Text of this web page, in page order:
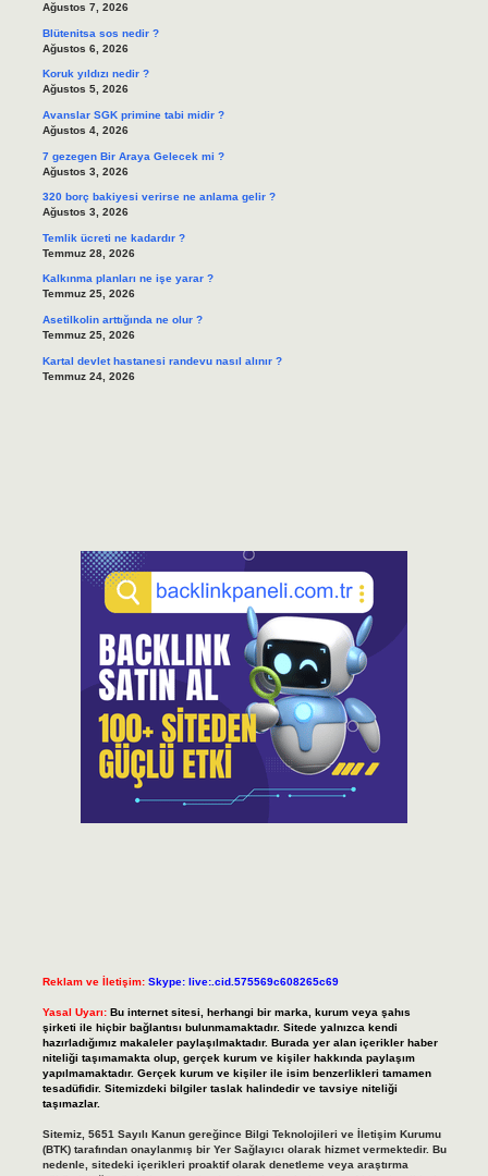
Ağustos 7, 2026
Blütenitsa sos nedir ?
Ağustos 6, 2026
Koruk yıldızı nedir ?
Ağustos 5, 2026
Avanslar SGK primine tabi midir ?
Ağustos 4, 2026
7 gezegen Bir Araya Gelecek mi ?
Ağustos 3, 2026
320 borç bakiyesi verirse ne anlama gelir ?
Ağustos 3, 2026
Temlik ücreti ne kadardır ?
Temmuz 28, 2026
Kalkınma planları ne işe yarar ?
Temmuz 25, 2026
Asetilkolin arttığında ne olur ?
Temmuz 25, 2026
Kartal devlet hastanesi randevu nasıl alınır ?
Temmuz 24, 2026
Reklam ve İletişim: Skype: live:.cid.575569c608265c69
Yasal Uyarı: Bu internet sitesi, herhangi bir marka, kurum veya şahıs
şirketi ile hiçbir bağlantısı bulunmamaktadır. Sitede yalnızca kendi
hazırladığımız makaleler paylaşılmaktadır. Burada yer alan içerikler haber
niteliği taşımamakta olup, gerçek kurum ve kişiler hakkında paylaşım
yapılmamaktadır. Gerçek kurum ve kişiler ile isim benzerlikleri tamamen
tesadüfidir. Sitemizdeki bilgiler taslak halindedir ve tavsiye niteliği
taşımazlar.
Sitemiz, 5651 Sayılı Kanun gereğince Bilgi Teknolojileri ve İletişim Kurumu
(BTK) tarafından onaylanmış bir Yer Sağlayıcı olarak hizmet vermektedir. Bu
nedenle, sitedeki içerikleri proaktif olarak denetleme veya araştırma